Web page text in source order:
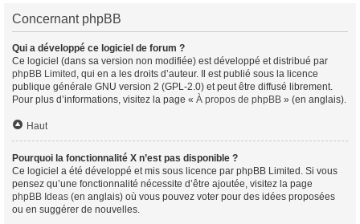
Concernant phpBB
Qui a développé ce logiciel de forum ?
Ce logiciel (dans sa version non modifiée) est développé et distribué par
phpBB Limited , qui en a les droits d’auteur. Il est publié sous la licence
publique générale GNU version 2 (GPL-2.0) et peut être diffusé librement.
Pour plus d’informations, visitez la page « À propos de phpBB » (en anglais).
Haut
Pourquoi la fonctionnalité X n’est pas disponible ?
Ce logiciel a été développé et mis sous licence par phpBB Limited. Si vous
pensez qu’une fonctionnalité nécessite d’être ajoutée, visitez la page
phpBB Ideas (en anglais) où vous pouvez voter pour des idées proposées
ou en suggérer de nouvelles.